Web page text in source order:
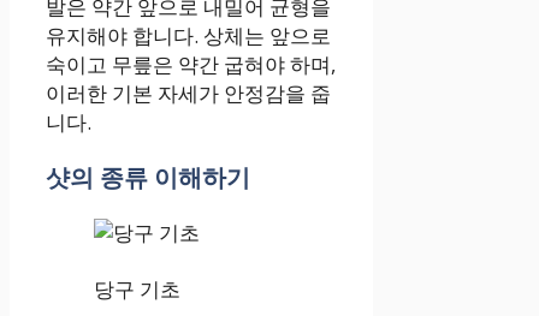
발은 약간 앞으로 내밀어 균형을
유지해야 합니다. 상체는 앞으로
숙이고 무릎은 약간 굽혀야 하며,
이러한 기본 자세가 안정감을 줍
니다.
샷의 종류 이해하기
당구 기초